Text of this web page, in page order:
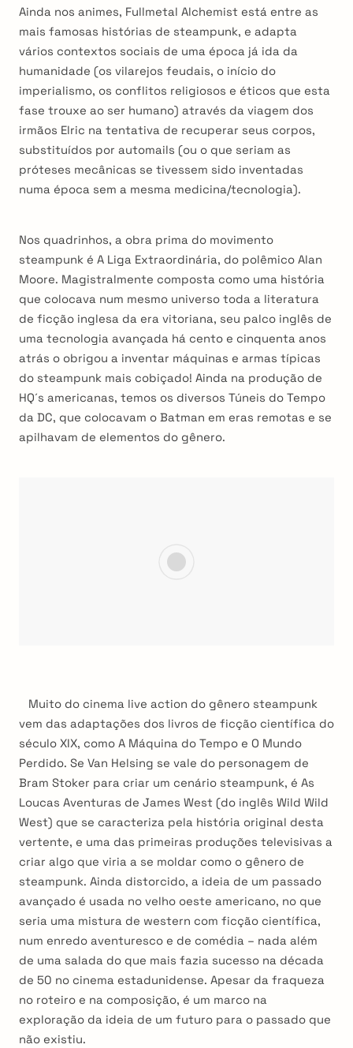
Ainda nos animes, Fullmetal Alchemist está entre as
mais famosas histórias de steampunk, e adapta
vários contextos sociais de uma época já ida da
humanidade (os vilarejos feudais, o início do
imperialismo, os conflitos religiosos e éticos que esta
fase trouxe ao ser humano) através da viagem dos
irmãos Elric na tentativa de recuperar seus corpos,
substituídos por automails (ou o que seriam as
próteses mecânicas se tivessem sido inventadas
numa época sem a mesma medicina/tecnologia).
Nos quadrinhos, a obra prima do movimento
steampunk é A Liga Extraordinária, do polêmico Alan
Moore. Magistralmente composta como uma história
que colocava num mesmo universo toda a literatura
de ficção inglesa da era vitoriana, seu palco inglês de
uma tecnologia avançada há cento e cinquenta anos
atrás o obrigou a inventar máquinas e armas típicas
do steampunk mais cobiçado! Ainda na produção de
HQ´s americanas, temos os diversos Túneis do Tempo
da DC, que colocavam o Batman em eras remotas e se
apilhavam de elementos do gênero.
Muito do cinema live action do gênero steampunk
vem das adaptações dos livros de ficção científica do
século XIX, como A Máquina do Tempo e O Mundo
Perdido. Se Van Helsing se vale do personagem de
Bram Stoker para criar um cenário steampunk, é As
Loucas Aventuras de James West (do inglês Wild Wild
West) que se caracteriza pela história original desta
vertente, e uma das primeiras produções televisivas a
criar algo que viria a se moldar como o gênero de
steampunk. Ainda distorcido, a ideia de um passado
avançado é usada no velho oeste americano, no que
seria uma mistura de western com ficção científica,
num enredo aventuresco e de comédia – nada além
de uma salada do que mais fazia sucesso na década
de 50 no cinema estadunidense. Apesar da fraqueza
no roteiro e na composição, é um marco na
exploração da ideia de um futuro para o passado que
não existiu.